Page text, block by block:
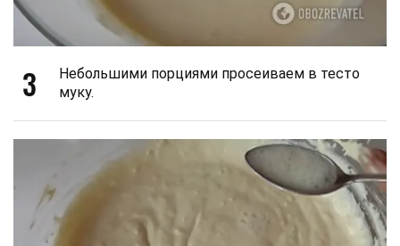
3
Небольшими порциями просеиваем в тесто
муку.